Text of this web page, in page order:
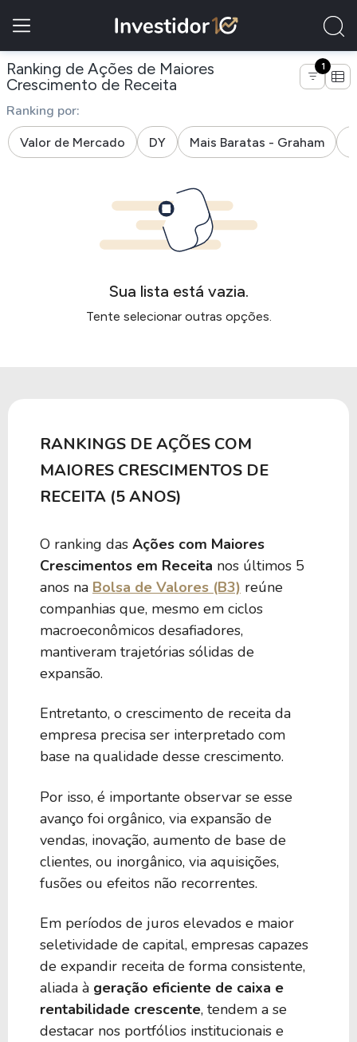
Ranking de Ações de Maiores
Crescimento de Receita de empresas do
1
Ranking por:
Valor de Mercado DY Mais Baratas - Graham
Sua lista está vazia.
Tente selecionar outras opções.
RANKINGS DE AÇÕES COM
MAIORES CRESCIMENTOS DE
RECEITA (5 ANOS)
O ranking das Ações com Maiores
Crescimentos em Receita nos últimos 5
anos na Bolsa de Valores (B3) reúne
companhias que, mesmo em ciclos
macroeconômicos desafiadores,
mantiveram trajetórias sólidas de
expansão.
Entretanto, o crescimento de receita da
empresa precisa ser interpretado com
base na qualidade desse crescimento.
Por isso, é importante observar se esse
avanço foi orgânico, via expansão de
vendas, inovação, aumento de base de
clientes, ou inorgânico, via aquisições,
fusões ou efeitos não recorrentes.
Em períodos de juros elevados e maior
seletividade de capital, empresas capazes
de expandir receita de forma consistente,
aliada à geração eficiente de caixa e
rentabilidade crescente, tendem a se
destacar nos portfólios institucionais e